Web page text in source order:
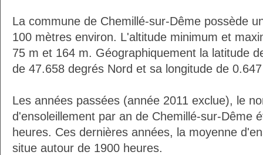
La commune de Chemillé-sur-Dême possède
100 mètres environ. L'altitude minimum et
75 m et 164 m. Géographiquement la latitude
de 47.658 degrés Nord et sa longitude de
Les années passées (année 2011 exclue), le
d'ensoleillement par an de Chemillé-sur-Dême
heures. Ces dernières années, la moyenne
situe autour de 1900 heures.